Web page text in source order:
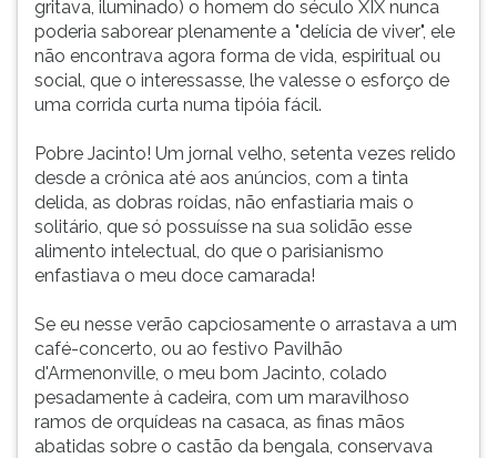
gritava, iluminado) o homem do século XIX nunca
poderia saborear plenamente a "delícia de viver", ele
não encontrava agora forma de vida, espiritual ou
social, que o interessasse, lhe valesse o esforço de
uma corrida curta numa tipóia fácil.
Pobre Jacinto! Um jornal velho, setenta vezes relido
desde a crônica até aos anúncios, com a tinta
delida, as dobras roídas, não enfastiaria mais o
solitário, que só possuísse na sua solidão esse
alimento intelectual, do que o parisianismo
enfastiava o meu doce camarada!
Se eu nesse verão capciosamente o arrastava a um
café-concerto, ou ao festivo Pavilhão
d'Armenonville, o meu bom Jacinto, colado
pesadamente à cadeira, com um maravilhoso
ramos de orquídeas na casaca, as finas mãos
abatidas sobre o castão da bengala, conservava